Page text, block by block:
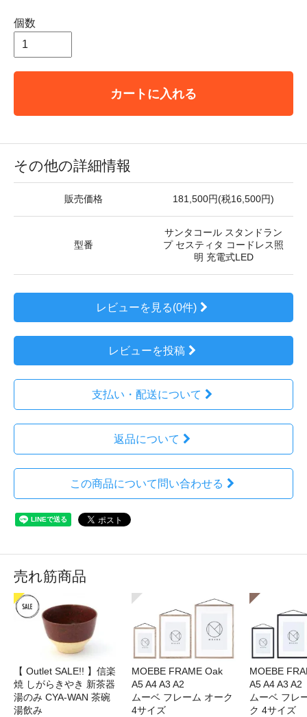
個数
カートに入れる
その他の詳細情報
販売価格 181,500円(税16,500円)
型番
サンタコール スタンドラン
プ セスティタ コードレス照
明 充電式LED
レビューを見る(0件)
レビューを投稿
支払い・配送について
返品について
この商品について問い合わせる
売れ筋商品
【 Outlet SALE!! 】信楽
焼 しがらきやき 新茶器
湯のみ CYA-WAN 茶碗
湯飲み
MOEBE FRAME Oak
A5 A4 A3 A2
ムーベ フレーム オーク
4サイズ
MOEBE
A5 A4 A3 A2
ムーベ フレ
ク 4サイズ